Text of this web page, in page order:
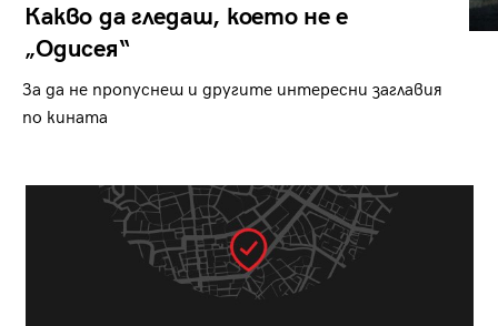
Какво да гледаш, което не е
„Одисея“
За да не пропуснеш и другите интересни заглавия
по кината